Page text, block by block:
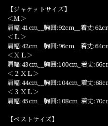
【ジャケットサイズ】
＜Ｍ＞
肩幅:41cm__胸囲:92cm__着丈
＜Ｌ＞
肩幅:42cm__胸囲:96cm__着丈
＜ＸＬ＞
肩幅:43cm__胸囲:100cm_着丈
＜２ＸＬ＞
肩幅:44cm__胸囲:104cm_着丈
＜３ＸＬ＞
肩幅:45cm__胸囲:108cm_着丈
【ベストサイズ】